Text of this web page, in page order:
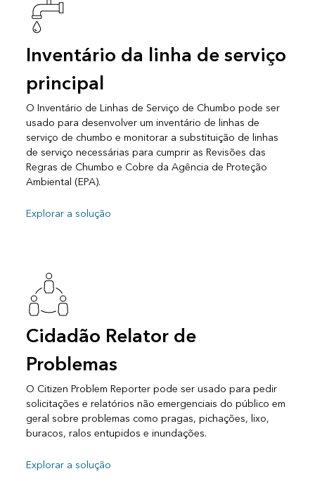
Inventário da linha de serviço
principal
O Inventário de Linhas de Serviço de Chumbo pode ser
usado para desenvolver um inventário de linhas de
serviço de chumbo e monitorar a substituição de linhas
de serviço necessárias para cumprir as Revisões das
Regras de Chumbo e Cobre da Agência de Proteção
Ambiental (EPA).
Explorar a solução
Cidadão Relator de
Problemas
O Citizen Problem Reporter pode ser usado para pedir
solicitações e relatórios não emergenciais do público em
geral sobre problemas como pragas, pichações, lixo,
buracos, ralos entupidos e inundações.
Explorar a solução